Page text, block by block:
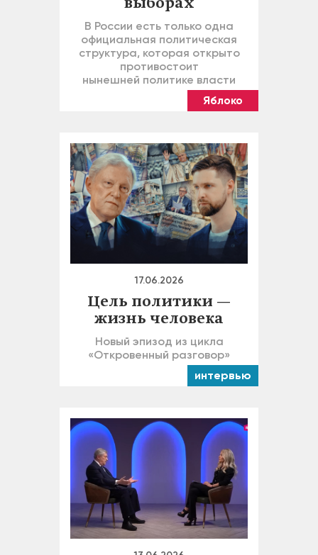
В России есть только одна
официальная политическая
структура, которая открыто
противостоит
нынешней политике власти
Яблоко
17.06.2026
Цель политики —
жизнь человека
Новый эпизод из цикла
«Откровенный разговор»
интервью